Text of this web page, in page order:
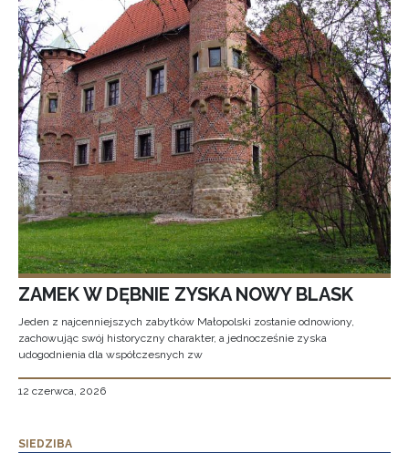
ZAMEK W DĘBNIE ZYSKA NOWY BLASK
Jeden z najcenniejszych zabytków Małopolski zostanie odnowiony,
zachowując swój historyczny charakter, a jednocześnie zyska
udogodnienia dla współczesnych zw
12 czerwca, 2026
SIEDZIBA